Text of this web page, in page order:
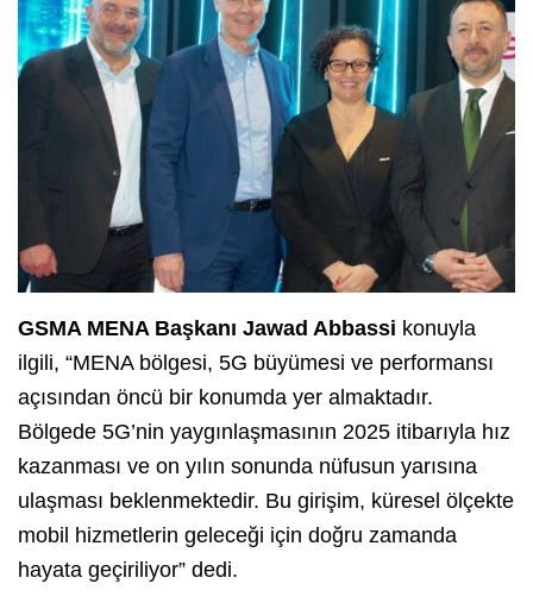
GSMA MENA Başkanı Jawad Abbassi konuyla
ilgili, “MENA bölgesi, 5G büyümesi ve performansı
açısından öncü bir konumda yer almaktadır.
Bölgede 5G’nin yaygınlaşmasının 2025 itibarıyla hız
kazanması ve on yılın sonunda nüfusun yarısına
ulaşması beklenmektedir. Bu girişim, küresel ölçekte
mobil hizmetlerin geleceği için doğru zamanda
hayata geçiriliyor” dedi.